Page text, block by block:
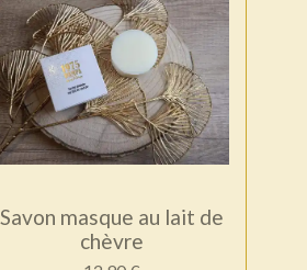
Savon masque au lait de
chèvre